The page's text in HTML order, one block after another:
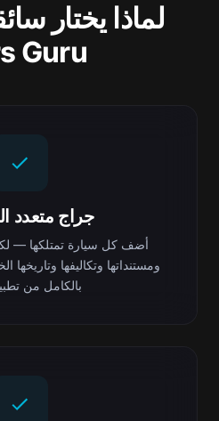
Guru
جراج متعدد
أضف كل سيارة تمتلكها —
ومستنداتها وتكاليفها
بالكامل من